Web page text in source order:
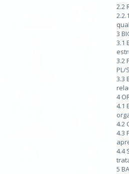
2.2
3
3.1
3.2
PL/
3.3
4
4.1
4.2
4.3
4.4
5